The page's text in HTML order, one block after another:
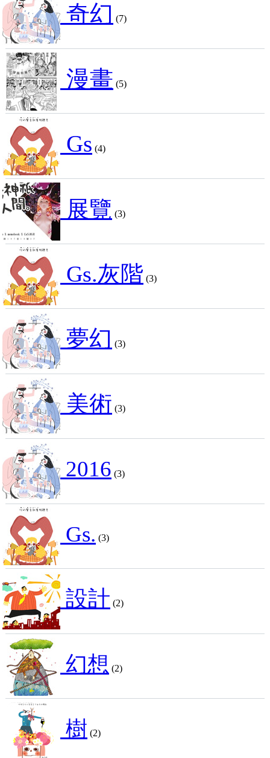
奇幻 (7)
漫畫 (5)
Gs (4)
展覽 (3)
Gs.灰階 (3)
夢幻 (3)
美術 (3)
2016 (3)
Gs. (3)
設計 (2)
幻想 (2)
樹 (2)